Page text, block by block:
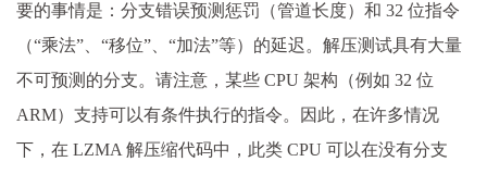
要的事情是：分支错误预测惩罚（管道长度）和 32 位指令
（“乘法”、“移位”、“加法”等）的延迟。解压测试具有大量
不可预测的分支。请注意，某些 CPU 架构（例如 32 位
ARM）支持可以有条件执行的指令。因此，在许多情况
下，在 LZMA 解压缩代码中，此类 CPU 可以在没有分支